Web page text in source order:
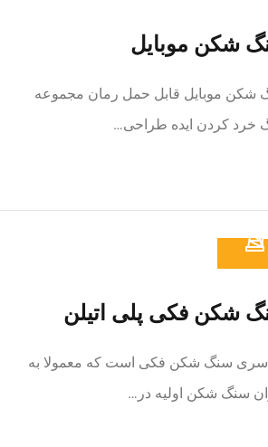
شکن موبایل
شکن موبایل قابل حمل رمان مجموعه
خرد کردن ایده طراحی…
شکن فکی پلی اتیلن
PE سری سنگ شکن فکی است که معمولا به
سنگ شکن اولیه در…